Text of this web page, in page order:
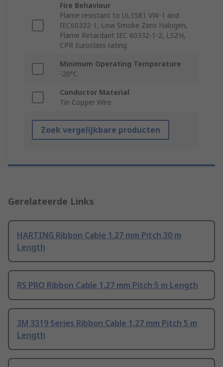
Fire Behaviour
Flame resistant to UL1581 VW-1 and
IEC60332-1, Low Smoke Zero Halogen,
Flame Retardant IEC 60332-1-2, LSZH,
CPR Euroclass rating
Minimum Operating Temperature
-20°C
Conductor Material
Tin Copper Wire
Zoek vergelijkbare producten
Gerelateerde Links
HARTING Ribbon Cable 1.27 mm Pitch 30 m
Length
RS PRO Ribbon Cable 1.27 mm Pitch 5 m Length
3M 3319 Series Ribbon Cable 1.27 mm Pitch 5 m
Length